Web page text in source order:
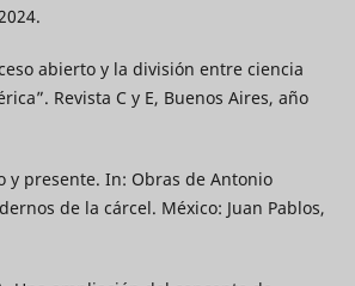
abierto y la división entre ciencia
Revista C y E, Buenos Aires, año
y presente. In: Obras de Antonio
de la cárcel. México: Juan Pablos,